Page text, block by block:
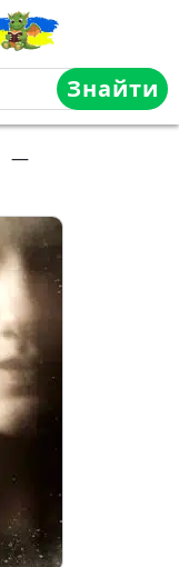
Знайти
—